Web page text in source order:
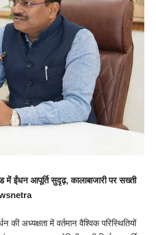
में ईंधन आपूर्ति सुदृढ़, कालाबाजारी पर सख्ती
अध्यक्षता में वर्तमान वैश्विक परिस्थितियों